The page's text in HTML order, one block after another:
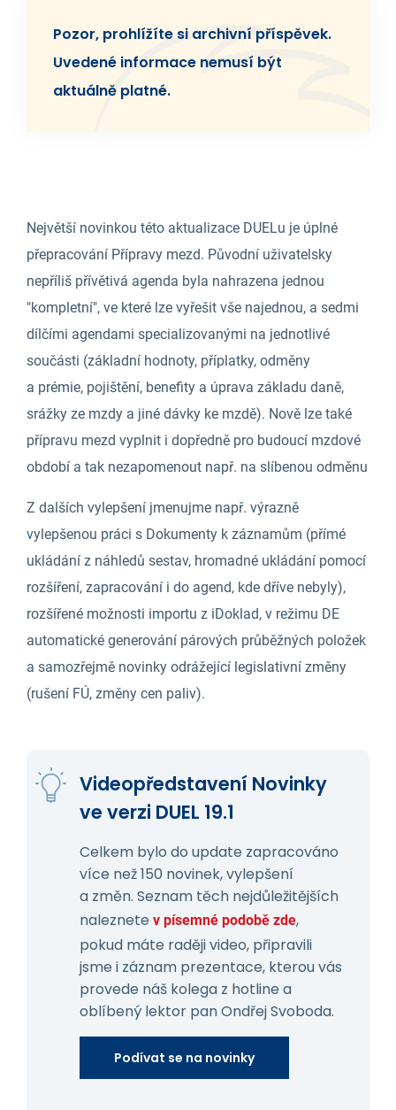
Pozor, prohlížíte si archivní příspěvek.
Uvedené informace nemusí být
aktuálně platné.
Největší novinkou této aktualizace DUELu je úplné
přepracování Přípravy mezd. Původní uživatelsky
nepříliš přívětivá agenda byla nahrazena jednou
"kompletní", ve které lze vyřešit vše najednou, a sedmi
dílčími agendami specializovanými na jednotlivé
součásti (základní hodnoty, příplatky, odměny
a prémie, pojištění, benefity a úprava základu daně,
srážky ze mzdy a jiné dávky ke mzdě). Nově lze také
přípravu mezd vyplnit i dopředně pro budoucí mzdové
období a tak nezapomenout např. na slíbenou odměnu
Z dalších vylepšení jmenujme např. výrazně
vylepšenou práci s Dokumenty k záznamům (přímé
ukládání z náhledů sestav, hromadné ukládání pomocí
rozšíření, zapracování i do agend, kde dříve nebyly),
rozšířené možnosti importu z iDoklad, v režimu DE
automatické generování párových průběžných položek
a samozřejmě novinky odrážející legislativní změny
(rušení FÚ, změny cen paliv).
Videopředstavení Novinky
ve verzi DUEL 19.1
Celkem bylo do update zapracováno
více než 150 novinek, vylepšení
a změn. Seznam těch nejdůležitějších
naleznete v písemné podobě zde,
pokud máte raději video, připravili
jsme i záznam prezentace, kterou vás
provede náš kolega z hotline a
oblíbený lektor pan Ondřej Svoboda.
Podívat se na novinky